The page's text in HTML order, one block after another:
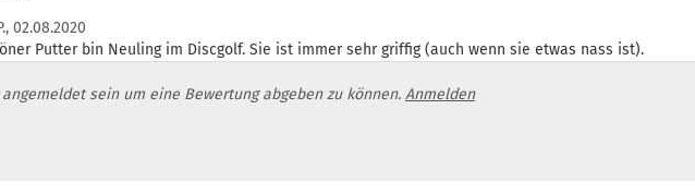
02.08.2020
Putter bin Neuling im Discgolf. Sie ist immer sehr griffig (auch wenn sie etwas nass ist).
sein um eine Bewertung abgeben zu können. Anmelden